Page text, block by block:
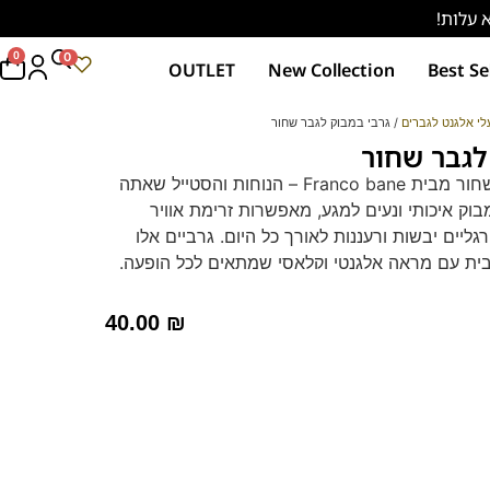
Best
New Collection
OUTLET
0 0
אלגנט לגברים / גרבי במבוק לגבר שחור
שחור
גרבי במבוק לגבר שחור מבית Franco bane – הנוחות והסטייל שאתה
איכותי ונעים למגע, מאפשרות זרימת אוויר
יבשות ורעננות לאורך כל היום. גרביים אלו
עם מראה אלגנטי וקלאסי שמתאים לכל הופעה.
שאין שנייה לה!
40.00 ₪